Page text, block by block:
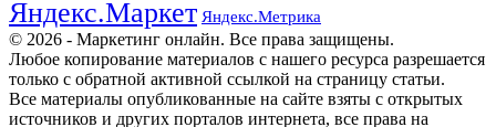
Яндекс.Маркет Яндекс.Метрика
© 2026 - Маркетинг онлайн. Все права защищены.
Любое копирование материалов с нашего ресурса разрешается
только с обратной активной ссылкой на страницу статьи.
Все материалы опубликованные на сайте взяты с открытых
источников и других порталов интернета, все права на